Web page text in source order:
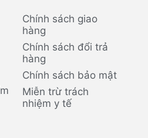
Chính sách giao
hàng
Chính sách đổi trả
hàng
Chính sách bảo mật
Miễn trừ trách
nhiệm y tế